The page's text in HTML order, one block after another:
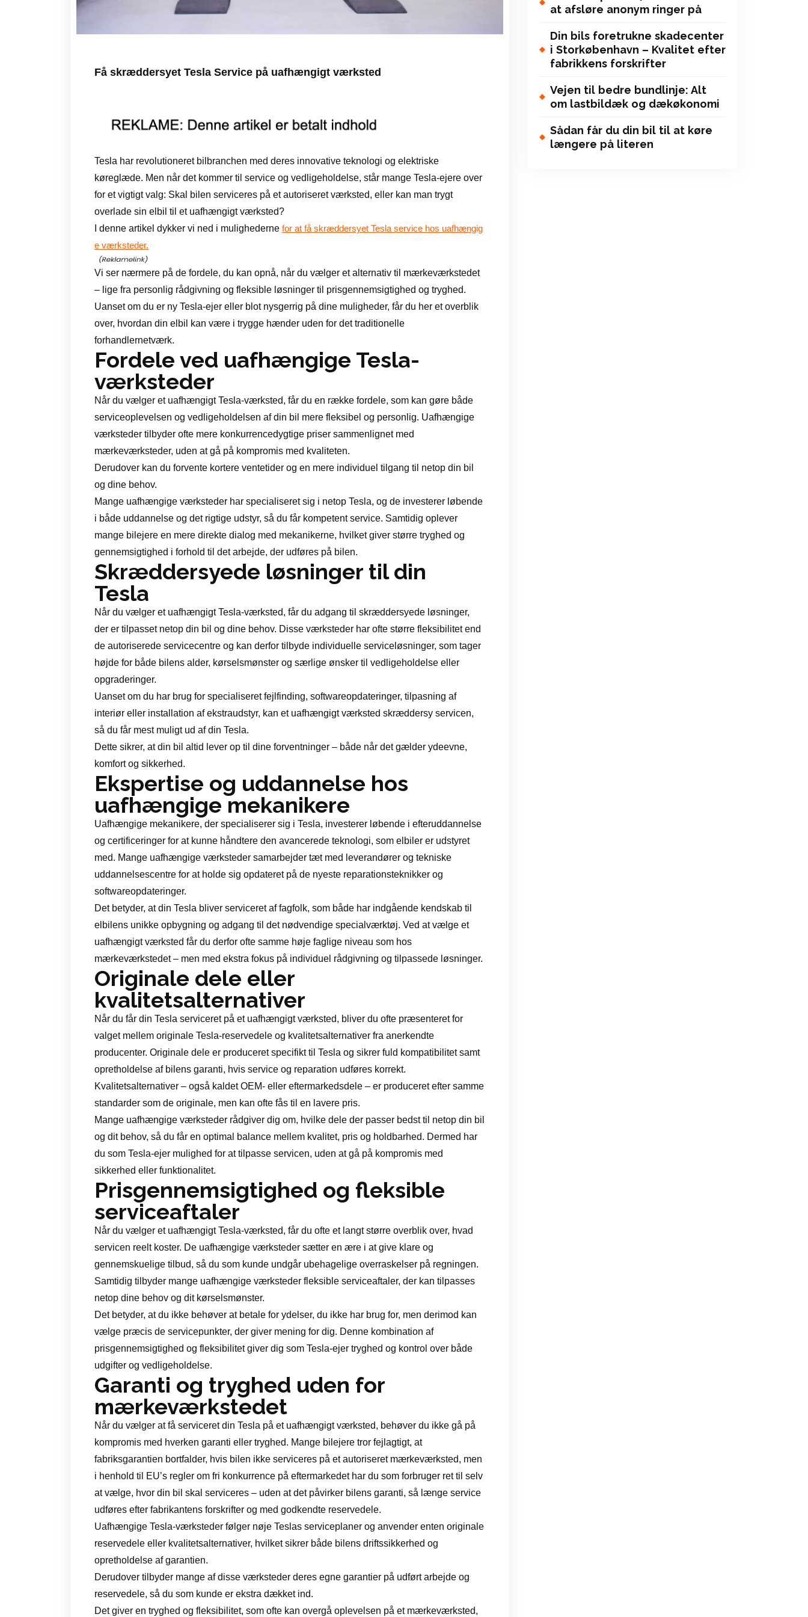
Få skræddersyet Tesla Service på uafhængigt værksted
Tesla har revolutioneret bilbranchen med deres innovative teknologi og elektriske
køreglæde. Men når det kommer til service og vedligeholdelse, står mange Tesla-ejere over
for et vigtigt valg: Skal bilen serviceres på et autoriseret værksted, eller kan man trygt
overlade sin elbil til et uafhængigt værksted?
I denne artikel dykker vi ned i mulighederne for at få skræddersyet Tesla service hos uafhængig
e værksteder.
Vi ser nærmere på de fordele, du kan opnå, når du vælger et alternativ til mærkeværkstedet
– lige fra personlig rådgivning og fleksible løsninger til prisgennemsigtighed og tryghed.
Uanset om du er ny Tesla-ejer eller blot nysgerrig på dine muligheder, får du her et overblik
over, hvordan din elbil kan være i trygge hænder uden for det traditionelle
forhandlernetværk.
Fordele ved uafhængige Tesla-
værksteder
Når du vælger et uafhængigt Tesla-værksted, får du en række fordele, som kan gøre både
serviceoplevelsen og vedligeholdelsen af din bil mere fleksibel og personlig. Uafhængige
værksteder tilbyder ofte mere konkurrencedygtige priser sammenlignet med
mærkeværksteder, uden at gå på kompromis med kvaliteten.
Derudover kan du forvente kortere ventetider og en mere individuel tilgang til netop din bil
og dine behov.
Mange uafhængige værksteder har specialiseret sig i netop Tesla, og de investerer løbende
i både uddannelse og det rigtige udstyr, så du får kompetent service. Samtidig oplever
mange bilejere en mere direkte dialog med mekanikerne, hvilket giver større tryghed og
gennemsigtighed i forhold til det arbejde, der udføres på bilen.
Skræddersyede løsninger til din
Tesla
Når du vælger et uafhængigt Tesla-værksted, får du adgang til skræddersyede løsninger,
der er tilpasset netop din bil og dine behov. Disse værksteder har ofte større fleksibilitet end
de autoriserede servicecentre og kan derfor tilbyde individuelle serviceløsninger, som tager
højde for både bilens alder, kørselsmønster og særlige ønsker til vedligeholdelse eller
opgraderinger.
Uanset om du har brug for specialiseret fejlfinding, softwareopdateringer, tilpasning af
interiør eller installation af ekstraudstyr, kan et uafhængigt værksted skræddersy servicen,
så du får mest muligt ud af din Tesla.
Dette sikrer, at din bil altid lever op til dine forventninger – både når det gælder ydeevne,
komfort og sikkerhed.
Ekspertise og uddannelse hos
uafhængige mekanikere
Uafhængige mekanikere, der specialiserer sig i Tesla, investerer løbende i efteruddannelse
og certificeringer for at kunne håndtere den avancerede teknologi, som elbiler er udstyret
med. Mange uafhængige værksteder samarbejder tæt med leverandører og tekniske
uddannelsescentre for at holde sig opdateret på de nyeste reparationsteknikker og
softwareopdateringer.
Det betyder, at din Tesla bliver serviceret af fagfolk, som både har indgående kendskab til
elbilens unikke opbygning og adgang til det nødvendige specialværktøj. Ved at vælge et
uafhængigt værksted får du derfor ofte samme høje faglige niveau som hos
mærkeværkstedet – men med ekstra fokus på individuel rådgivning og tilpassede løsninger.
Originale dele eller
kvalitetsalternativer
Når du får din Tesla serviceret på et uafhængigt værksted, bliver du ofte præsenteret for
valget mellem originale Tesla-reservedele og kvalitetsalternativer fra anerkendte
producenter. Originale dele er produceret specifikt til Tesla og sikrer fuld kompatibilitet samt
opretholdelse af bilens garanti, hvis service og reparation udføres korrekt.
Kvalitetsalternativer – også kaldet OEM- eller eftermarkedsdele – er produceret efter samme
standarder som de originale, men kan ofte fås til en lavere pris.
Mange uafhængige værksteder rådgiver dig om, hvilke dele der passer bedst til netop din bil
og dit behov, så du får en optimal balance mellem kvalitet, pris og holdbarhed. Dermed har
du som Tesla-ejer mulighed for at tilpasse servicen, uden at gå på kompromis med
sikkerhed eller funktionalitet.
Prisgennemsigtighed og fleksible
serviceaftaler
Når du vælger et uafhængigt Tesla-værksted, får du ofte et langt større overblik over, hvad
servicen reelt koster. De uafhængige værksteder sætter en ære i at give klare og
gennemskuelige tilbud, så du som kunde undgår ubehagelige overraskelser på regningen.
Samtidig tilbyder mange uafhængige værksteder fleksible serviceaftaler, der kan tilpasses
netop dine behov og dit kørselsmønster.
Det betyder, at du ikke behøver at betale for ydelser, du ikke har brug for, men derimod kan
vælge præcis de servicepunkter, der giver mening for dig. Denne kombination af
prisgennemsigtighed og fleksibilitet giver dig som Tesla-ejer tryghed og kontrol over både
udgifter og vedligeholdelse.
Garanti og tryghed uden for
mærkeværkstedet
Når du vælger at få serviceret din Tesla på et uafhængigt værksted, behøver du ikke gå på
kompromis med hverken garanti eller tryghed. Mange bilejere tror fejlagtigt, at
fabriksgarantien bortfalder, hvis bilen ikke serviceres på et autoriseret mærkeværksted, men
i henhold til EU’s regler om fri konkurrence på eftermarkedet har du som forbruger ret til selv
at vælge, hvor din bil skal serviceres – uden at det påvirker bilens garanti, så længe service
udføres efter fabrikantens forskrifter og med godkendte reservedele.
Uafhængige Tesla-værksteder følger nøje Teslas serviceplaner og anvender enten originale
reservedele eller kvalitetsalternativer, hvilket sikrer både bilens driftssikkerhed og
opretholdelse af garantien.
Derudover tilbyder mange af disse værksteder deres egne garantier på udført arbejde og
reservedele, så du som kunde er ekstra dækket ind.
Det giver en tryghed og fleksibilitet, som ofte kan overgå oplevelsen på et mærkeværksted,
at afsløre anonym ringer på
Din bils foretrukne skadecenter
i Storkøbenhavn – Kvalitet efter
fabrikkens forskrifter
Vejen til bedre bundlinje: Alt
om lastbildæk og dækøkonomi
Sådan får du din bil til at køre
længere på literen